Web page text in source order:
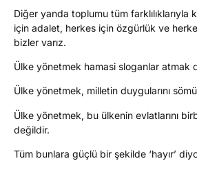
Diğer yanda toplumu tüm farklılıklarıyla
için adalet, herkes için özgürlük ve
bizler varız.
Ülke yönetmek hamasi sloganlar atmak
Ülke yönetmek, milletin duygularını
Ülke yönetmek, bu ülkenin evlatlarını
değildir.
Tüm bunlara güçlü bir şekilde ‘hayır’